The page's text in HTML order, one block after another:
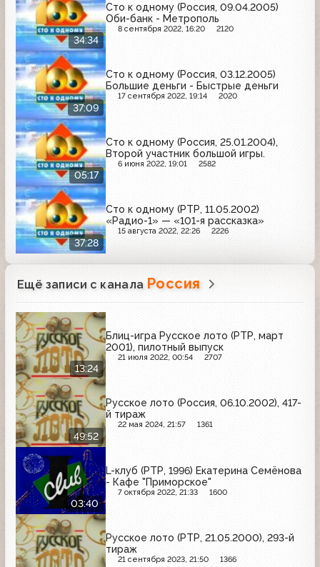
34:34
Сто к одному (Россия, 09.04.2005)
Оби-банк - Метрополь
8 сентября 2022, 16:20 2120
37:09
Сто к одному (Россия, 03.12.2005)
Большие деньги - Быстрые деньги
17 сентября 2022, 19:14 2020
05:17
Сто к одному (Россия, 25.01.2004),
Второй участник большой игры.
6 июня 2022, 19:01 2582
37:28
Сто к одному (РТР, 11.05.2002)
«Радио-1» — «101-я рассказка»
15 августа 2022, 22:26 2226
Ещё записи с канала Россия
13:24
Блиц-игра Русское лото (РТР, март
2001), пилотный выпуск
21 июля 2022, 00:54 2707
49:52
Русское лото (Россия, 06.10.2002), 417-
й тираж
22 мая 2024, 21:57 1361
03:40
L-клуб (РТР, 1996) Екатерина Семёнова
- Кафе "Приморское"
7 октября 2022, 21:33 1600
Русское лото (РТР, 21.05.2000), 293-й
тираж
21 сентября 2023, 21:50 1366